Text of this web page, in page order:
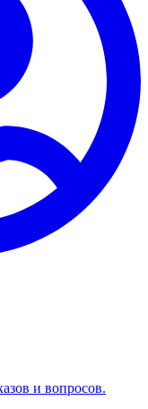
и вопросов.